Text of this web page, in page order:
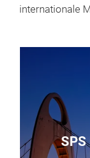
internationale
SPS